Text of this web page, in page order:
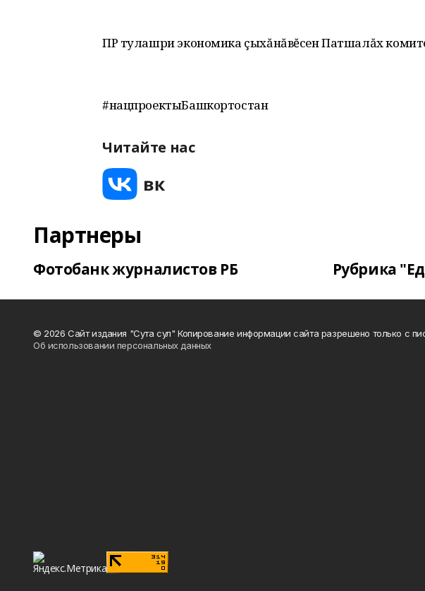
ПР тулашри экономика çыхăнăвĕсен Патшалăх
#нацпроектыБашкортостан
Читайте нас
Партнеры
Фотобанк журналистов РБ Рубрика
© 2026 Сайт издания "Сута сул" Копирование информации сайта разрешено только с
Об использовании персональных данных